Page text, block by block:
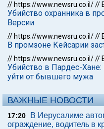
// https://www.newsru.co.il///
Убийство охранника в
Версии
// https://www.newsru.co.il///
В промзоне Кейсарии
// https://www.newsru.co.il///
Убийство в Пардес-
уйти от бывшего мужа
ВАЖНЫЕ НОВОСТИ
17:20
В Иерусалиме
ограждение, водитель в